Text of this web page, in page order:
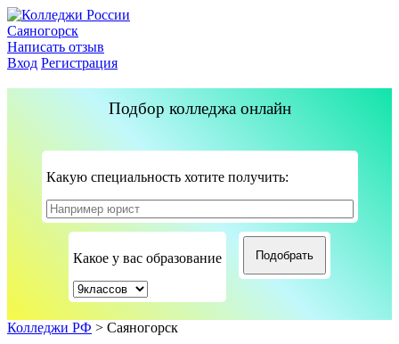
Саяногорск
Написать отзыв
Вход Регистрация
Подбор колледжа онлайн
Какую специальность хотите получить:
Какое у вас образование
Колледжи РФ > Саяногорск